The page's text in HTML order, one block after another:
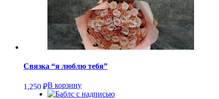
Связка “я люблю тебя”
1,250 ₽В корзину